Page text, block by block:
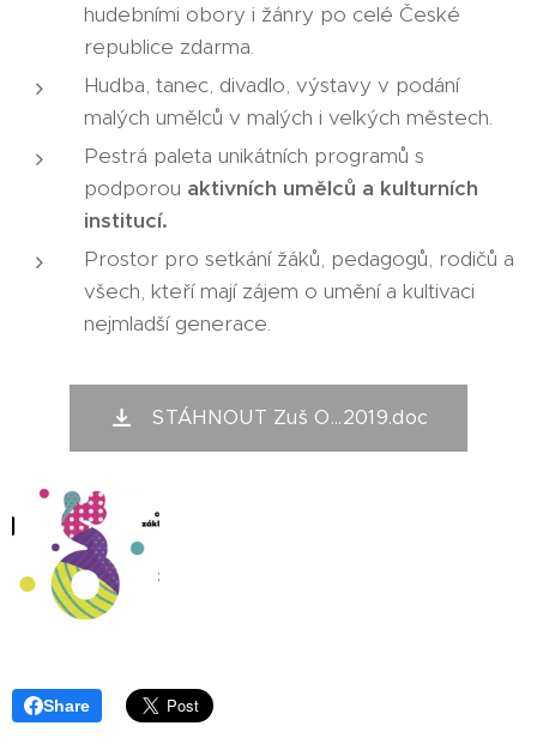
hudebními obory i žánry po celé České
republice zdarma.
Hudba, tanec, divadlo, výstavy v podání
malých umělců v malých i velkých městech.
Pestrá paleta unikátních programů s
podporou aktivních umělců a kulturních
institucí.
Prostor pro setkání žáků, pedagogů, rodičů a
všech, kteří mají zájem o umění a kultivaci
nejmladší generace.
STÁHNOUT Zuš O...2019.doc
Share